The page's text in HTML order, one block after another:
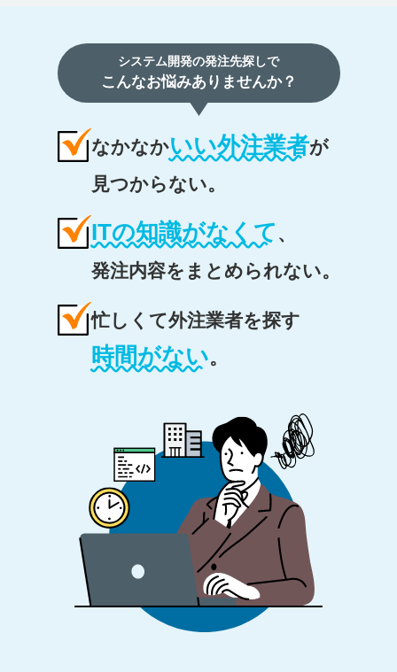
システム開発の発注先探しで
こんなお悩みありませんか？
なかなかいい外注業者が
見つからない。
ITの知識がなくて 、
発注内容をまとめられない。
忙しくて外注業者を探す
時間がない。